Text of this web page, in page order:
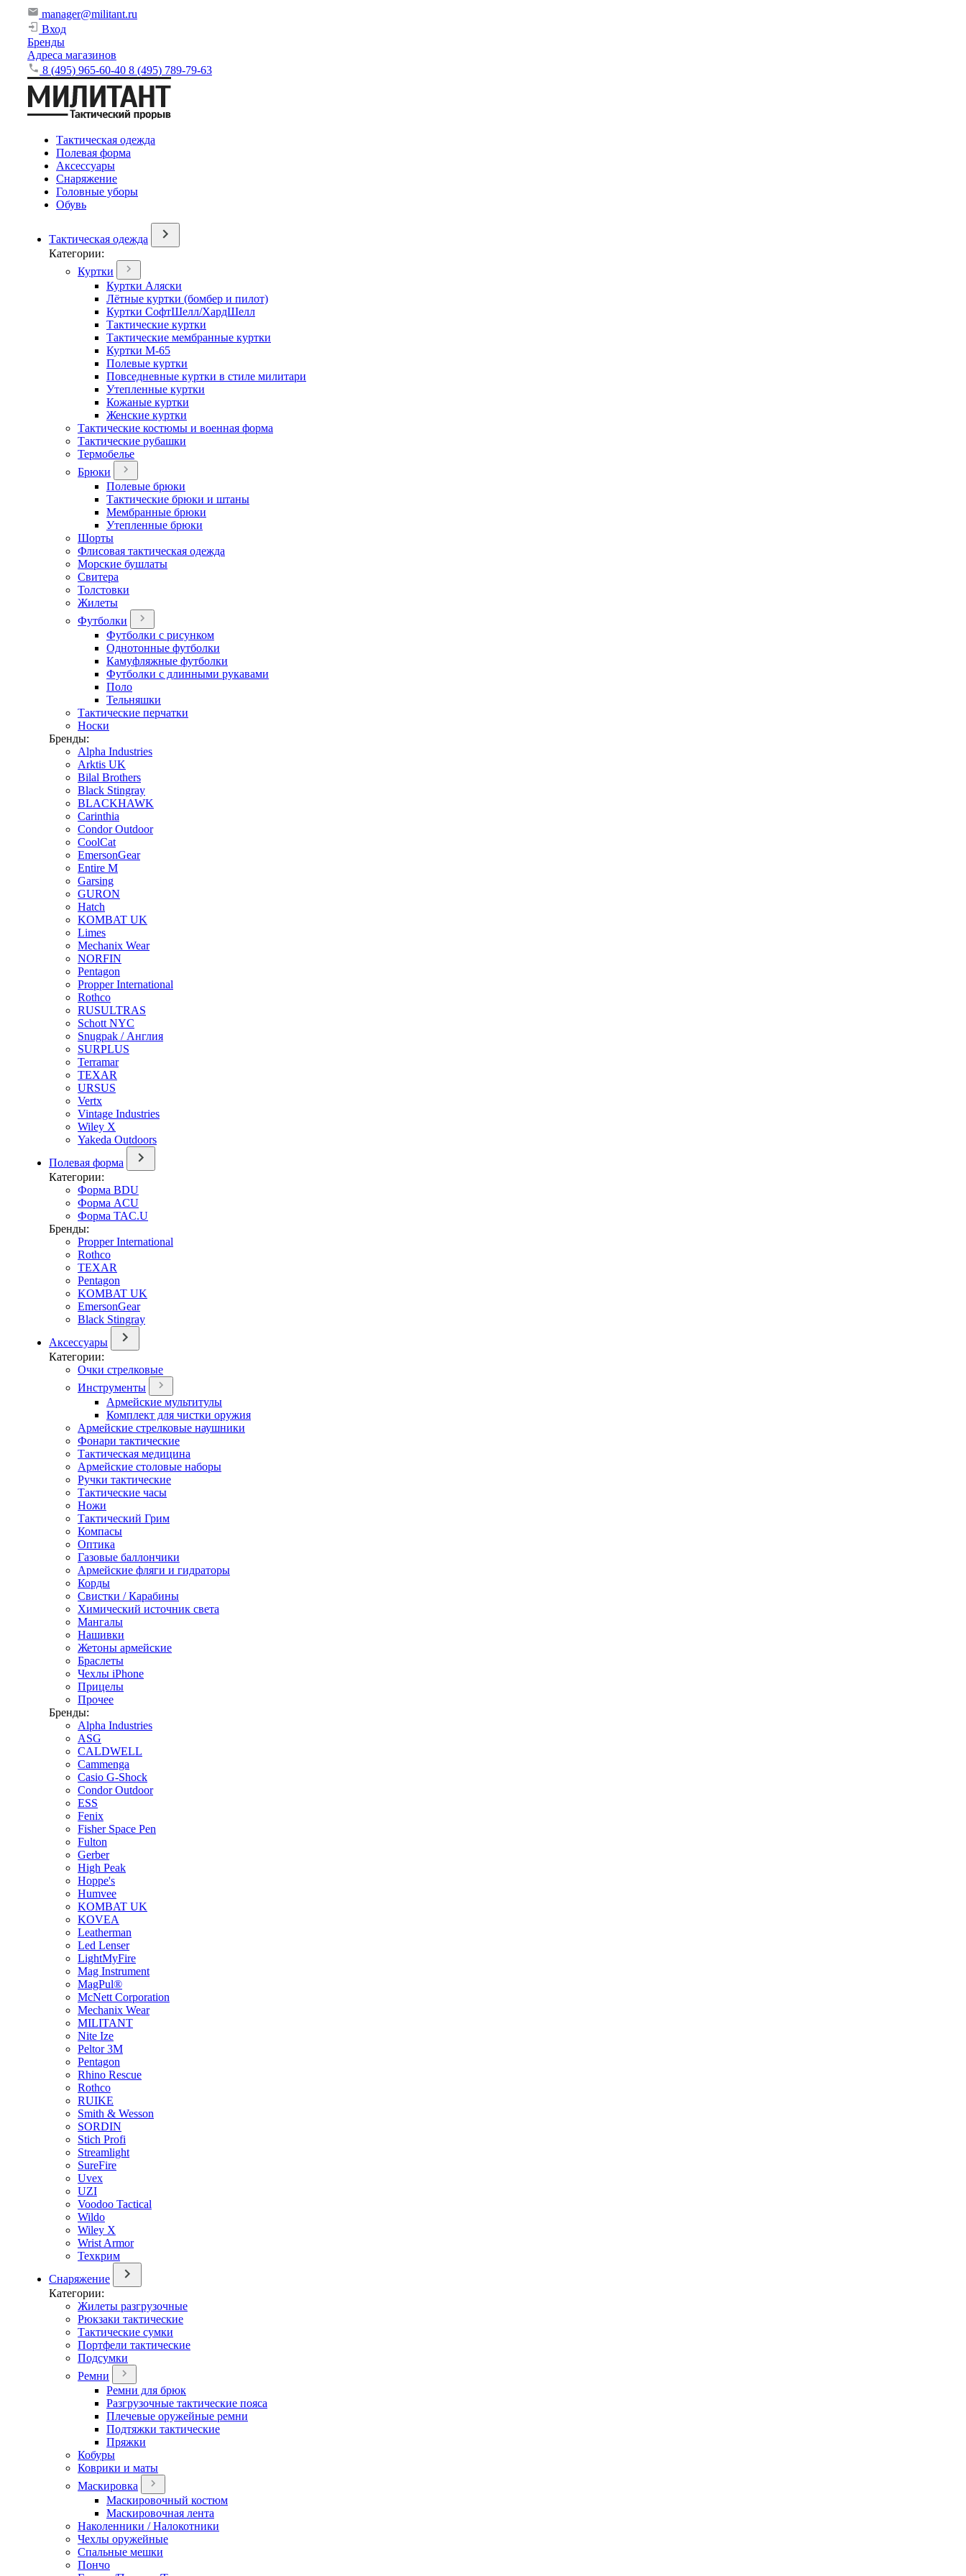
manager@militant.ru
Вход
Бренды
Адреса магазинов
8 (495) 965-60-40 8 (495) 789-79-63
Тактическая одежда
Полевая форма
Аксессуары
Снаряжение
Головные уборы
Обувь
Тактическая одежда
Категории:
Куртки
Куртки Аляски
Лётные куртки (бомбер и пилот)
Куртки СофтШелл/ХардШелл
Тактические куртки
Тактические мембранные куртки
Куртки М-65
Полевые куртки
Повседневные куртки в стиле милитари
Утепленные куртки
Кожаные куртки
Женские куртки
Тактические костюмы и военная форма
Тактические рубашки
Термобелье
Брюки
Полевые брюки
Тактические брюки и штаны
Мембранные брюки
Утепленные брюки
Шорты
Флисовая тактическая одежда
Морские бушлаты
Свитера
Толстовки
Жилеты
Футболки
Футболки с рисунком
Однотонные футболки
Камуфляжные футболки
Футболки с длинными рукавами
Поло
Тельняшки
Тактические перчатки
Носки
Бренды:
Alpha Industries
Arktis UK
Bilal Brothers
Black Stingray
BLACKHAWK
Carinthia
Condor Outdoor
CoolCat
EmersonGear
Entire M
Garsing
GURON
Hatch
KOMBAT UK
Limes
Mechanix Wear
NORFIN
Pentagon
Propper International
Rothco
RUSULTRAS
Schott NYC
Snugpak / Англия
SURPLUS
Terramar
TEXAR
URSUS
Vertx
Vintage Industries
Wiley X
Yakeda Outdoors
Полевая форма
Категории:
Форма BDU
Форма ACU
Форма TAC.U
Бренды:
Propper International
Rothco
TEXAR
Pentagon
KOMBAT UK
EmersonGear
Black Stingray
Аксессуары
Категории:
Очки стрелковые
Инструменты
Армейские мультитулы
Комплект для чистки оружия
Армейские стрелковые наушники
Фонари тактические
Тактическая медицина
Армейские столовые наборы
Ручки тактические
Тактические часы
Ножи
Тактический Грим
Компасы
Оптика
Газовые баллончики
Армейские фляги и гидраторы
Корды
Свистки / Карабины
Химический источник света
Мангалы
Нашивки
Жетоны армейские
Браслеты
Чехлы iPhone
Прицелы
Прочее
Бренды:
Alpha Industries
ASG
CALDWELL
Cammenga
Casio G-Shock
Condor Outdoor
ESS
Fenix
Fisher Space Pen
Fulton
Gerber
High Peak
Hoppe's
Humvee
KOMBAT UK
KOVEA
Leatherman
Led Lenser
LightMyFire
Mag Instrument
MagPul®
McNett Corporation
Mechanix Wear
MILITANT
Nite Ize
Peltor 3M
Pentagon
Rhino Rescue
Rothco
RUIKE
Smith & Wesson
SORDIN
Stich Profi
Streamlight
SureFire
Uvex
UZI
Voodoo Tactical
Wildo
Wiley X
Wrist Armor
Техкрим
Снаряжение
Категории:
Жилеты разгрузочные
Рюкзаки тактические
Тактические сумки
Портфели тактические
Подсумки
Ремни
Ремни для брюк
Разгрузочные тактические пояса
Плечевые оружейные ремни
Подтяжки тактические
Пряжки
Кобуры
Коврики и маты
Маскировка
Маскировочный костюм
Маскировочная лента
Наколенники / Налокотники
Чехлы оружейные
Спальные мешки
Пончо